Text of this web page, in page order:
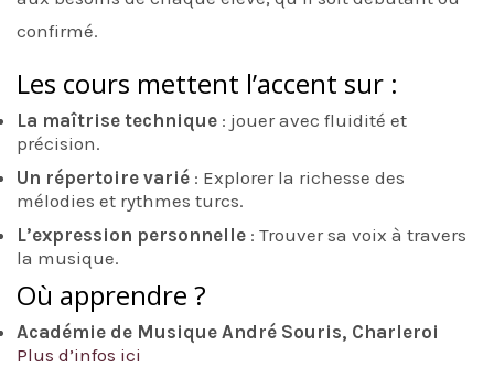
confirmé.
Les cours mettent l’accent sur :
La maîtrise technique : jouer avec fluidité et
précision.
Un répertoire varié : Explorer la richesse des
mélodies et rythmes turcs.
L’expression personnelle : Trouver sa voix à travers
la musique.
Où apprendre ?
Académie de Musique André Souris, Charleroi
Plus d’infos ici